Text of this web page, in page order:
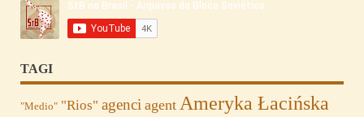
TAGI
"Medio" "Rios" agenci agent Ameryka Łacińska